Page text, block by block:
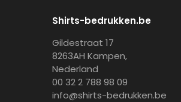
Shirts-bedrukken.be
Gildestraat 17
8263AH Kampen,
Nederland
00 32 2 788 98 09
info@shirts-bedrukken.be